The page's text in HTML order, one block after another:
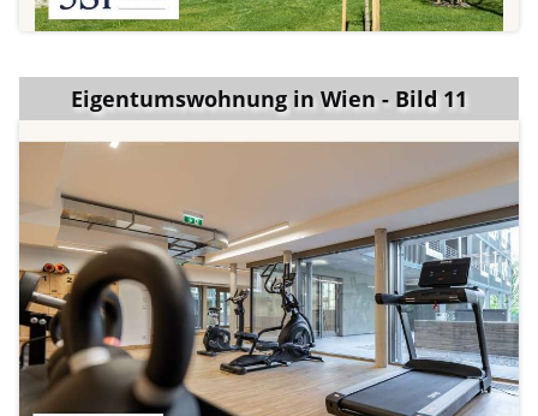
Eigentumswohnung in Wien - Bild 11